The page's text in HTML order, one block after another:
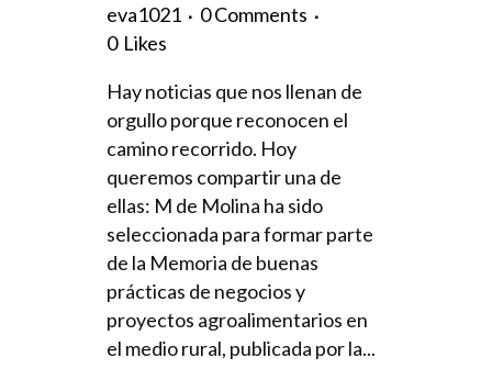
eva1021
0 Comments
0 Likes
Hay noticias que nos llenan de
orgullo porque reconocen el
camino recorrido. Hoy
queremos compartir una de
ellas: M de Molina ha sido
seleccionada para formar parte
de la Memoria de buenas
prácticas de negocios y
proyectos agroalimentarios en
el medio rural, publicada por la...